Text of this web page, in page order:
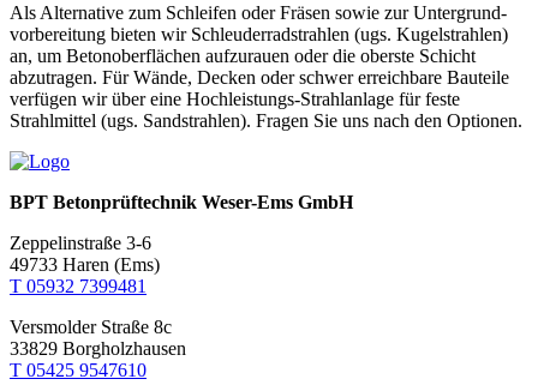
Als Alternative zum Schleifen oder Fräsen sowie zur Untergrund­
vorbereitung bieten wir Schleuder­rad­strahlen (ugs. Kugelstrahlen)
an, um Beton­oberflächen aufzu­rauen oder die oberste Schicht
abzutragen. Für Wände, Decken oder schwer erreichbare Bauteile
verfügen wir über eine Hoch­leistungs-Strahlanlage für feste
Strahlmittel (ugs. Sandstrahlen). Fragen Sie uns nach den Optionen.
BPT Betonprüftechnik Weser-Ems GmbH
Zeppelinstraße 3-6
49733 Haren (Ems)
T 05932 7399481
Versmolder Straße 8c
33829 Borgholzhausen
T 05425 9547610